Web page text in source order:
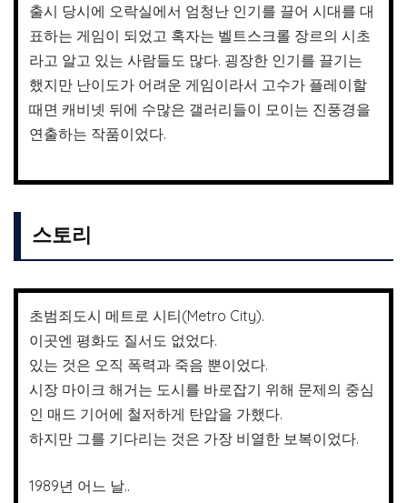
출시 당시에 오락실에서 엄청난 인기를 끌어 시대를 대
표하는 게임이 되었고 혹자는 벨트스크롤 장르의 시초
라고 알고 있는 사람들도 많다. 굉장한 인기를 끌기는
했지만 난이도가 어려운 게임이라서 고수가 플레이할
때면 캐비넷 뒤에 수많은 갤러리들이 모이는 진풍경을
연출하는 작품이었다.
스토리
초범죄도시 메트로 시티(Metro City).
이곳엔 평화도 질서도 없었다.
있는 것은 오직 폭력과 죽음 뿐이었다.
시장 마이크 해거는 도시를 바로잡기 위해 문제의 중심
인 매드 기어에 철저하게 탄압을 가했다.
하지만 그를 기다리는 것은 가장 비열한 보복이었다.
1989년 어느 날..